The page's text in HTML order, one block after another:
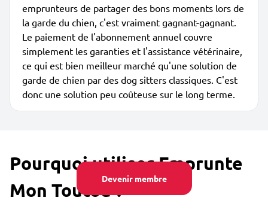
Devenir membre
emprunteurs de partager des bons moments lors de
la garde du chien, c'est vraiment gagnant-gagnant.
Le paiement de l'abonnement annuel couvre
simplement les garanties et l'assistance vétérinaire,
ce qui est bien meilleur marché qu'une solution de
garde de chien par des dog sitters classiques. C'est
donc une solution peu coûteuse sur le long terme.
Pourquoi utiliser Emprunte
Mon Toutou ?